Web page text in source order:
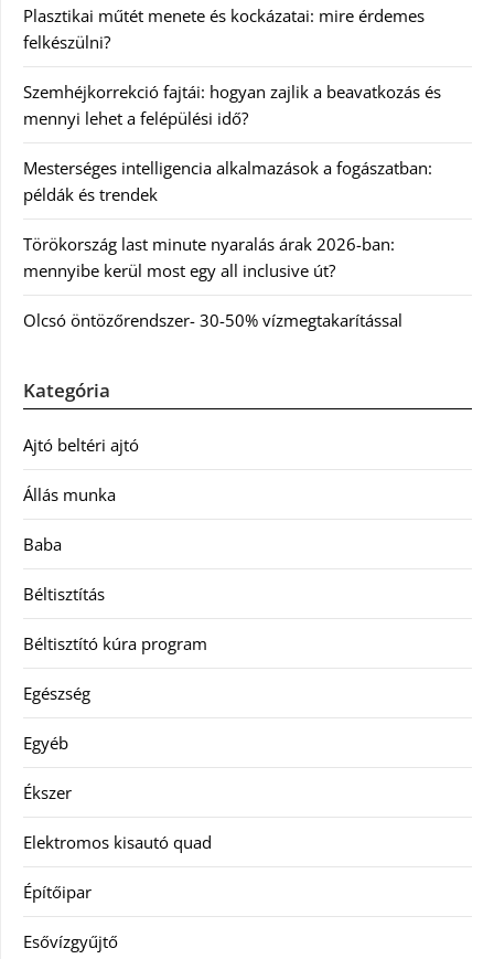
Plasztikai műtét menete és kockázatai: mire érdemes
felkészülni?
Szemhéjkorrekció fajtái: hogyan zajlik a beavatkozás és
mennyi lehet a felépülési idő?
Mesterséges intelligencia alkalmazások a fogászatban:
példák és trendek
Törökország last minute nyaralás árak 2026-ban:
mennyibe kerül most egy all inclusive út?
Olcsó öntözőrendszer- 30-50% vízmegtakarítással
Kategória
Ajtó beltéri ajtó
Állás munka
Baba
Béltisztítás
Béltisztító kúra program
Egészség
Egyéb
Ékszer
Elektromos kisautó quad
Építőipar
Esővízgyűjtő